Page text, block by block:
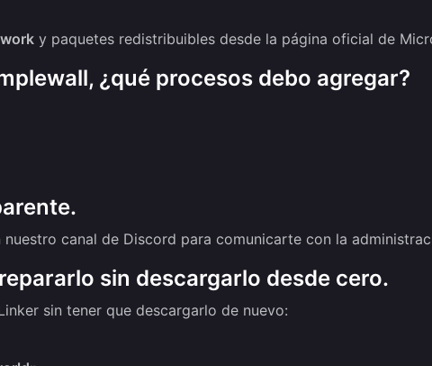
y paquetes redistribuibles desde la página oficial de
¿qué procesos debo agregar?
canal de Discord para comunicarte con la
sin descargarlo desde cero.
sin tener que descargarlo de nuevo: